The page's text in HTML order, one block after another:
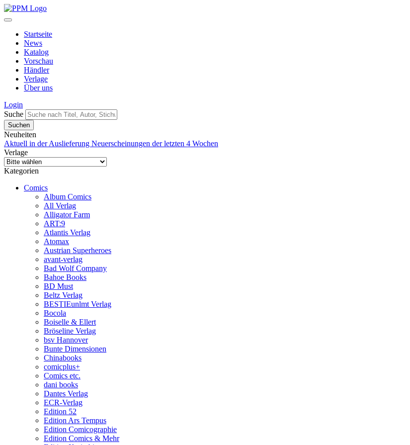
Startseite
News
Katalog
Vorschau
Händler
Verlage
Über uns
Login
Suche
Neuheiten
Aktuell in der Auslieferung Neuerscheinungen der letzten 4 Wochen
Verlage
Kategorien
Comics
Album Comics
All Verlag
Alligator Farm
ART:9
Atlantis Verlag
Atomax
Austrian Superheroes
avant-verlag
Bad Wolf Company
Bahoe Books
BD Must
Beltz Verlag
BESTIEunlmt Verlag
Bocola
Boiselle & Ellert
Bröseline Verlag
bsv Hannover
Bunte Dimensionen
Chinabooks
comicplus+
Comics etc.
dani books
Dantes Verlag
ECR-Verlag
Edition 52
Edition Ars Tempus
Edition Comicographie
Edition Comics & Mehr